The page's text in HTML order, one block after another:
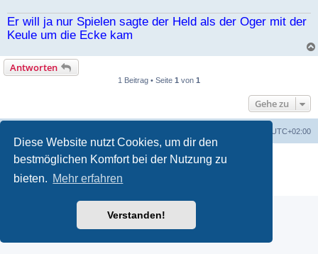
Diese Website nutzt Cookies, um dir den
bestmöglichen Komfort bei der Nutzung zu
bieten. Mehr erfahren
Verstanden!
Er will ja nur Spielen sagte der Held als der Oger mit der
Keule um die Ecke kam
Antworten
1 Beitrag • Seite 1 von 1
Gehe zu
UTC+02:00
Powered byphpBB ® Forum Software © phpBB Limited
Datenschutz